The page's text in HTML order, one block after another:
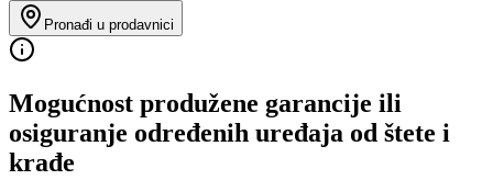
Pronađi u prodavnici
Mogućnost produžene garancije ili
osiguranje određenih uređaja od štete i
krađe